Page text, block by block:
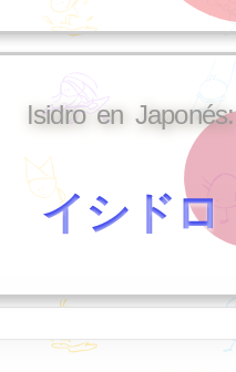
Isidro en Japonés:
イシドロ